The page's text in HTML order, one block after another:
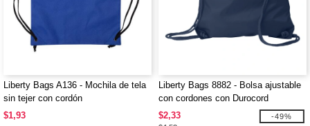
Liberty Bags A136 - Mochila de tela
sin tejer con cordón
$1,93
Liberty Bags 8882 - Bolsa ajustable
con cordones con Durocord
$2,33
-49%